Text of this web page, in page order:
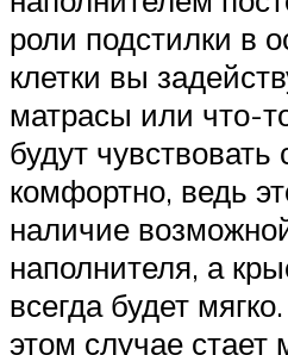
роли подстилки в
клетки вы
матрасы или что-
будут чувствовать
комфортно, ведь
наличие
наполнителя, а
всегда будет
этом случае